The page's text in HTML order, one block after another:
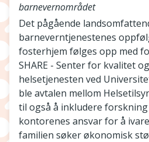
barnevernområdet
Det pågående
barneverntjenestenes
fosterhjem følges opp med
SHARE - Senter for kvalitet
helsetjenesten ved
ble avtalen mellom
til også å inkludere
kontorenes ansvar for å
familien søker økonomisk